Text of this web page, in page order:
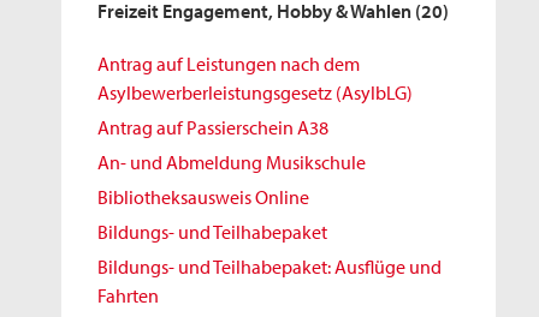
Freizeit Engagement, Hobby & Wahlen (20)
Antrag auf Leistungen nach dem
Asylbewerberleistungsgesetz (AsylbLG)
Antrag auf Passierschein A38
An- und Abmeldung Musikschule
Bibliotheksausweis Online
Bildungs- und Teilhabepaket
Bildungs- und Teilhabepaket: Ausflüge und
Fahrten